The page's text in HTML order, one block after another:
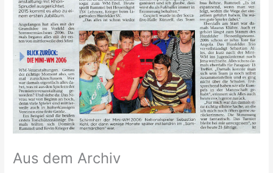
Aus dem Archiv